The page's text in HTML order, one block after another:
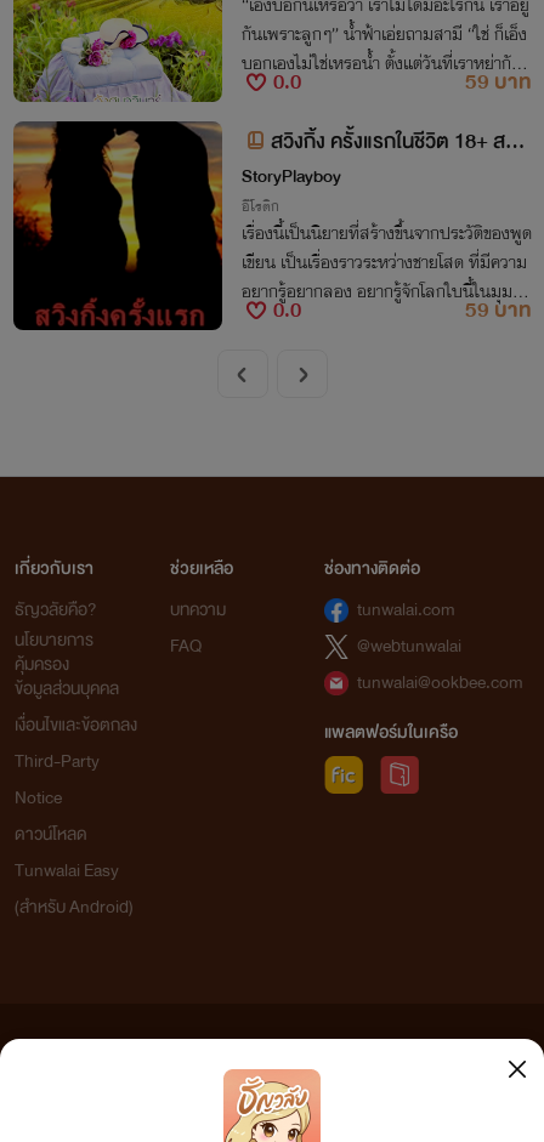
กันเพราะลูกๆ” น้ำฟ้าเอ่ยถามสามี “ใช่ ก็เอ็ง
บอกเองไม่ใช่เหรอน้ำ ตั้งแต่วันที่เราหย่ากัน
ว่าเราจะเป็นแค่พ่อและแม่ของลูกเท่านั้น” วร
วุฒิเอ่ยถึงความหลังในอดีตในวันที่เธอขอหย่
าขาดจากเขา ทำเอาเธอถึงกับพูดอะไรไม่ออก
0.0
59 บาท
สวิงกิ้ง ครั้งแรกในชีวิต 18+ สร้า
งจากเรื่องจริง
StoryPlayboy
อีโรติก
เรื่องนี้เป็นนิยายที่สร้างขึ้นจากประวัติของพูด
เขียน เป็นเรื่องราวระหว่างชายโสด ที่มีความ
อยากรู้อยากลอง อยากรู้จักโลกใบนี้ในมุมที่
ต่างออกไป โดยการไปขอร่วมวง มีเซ็กส์กับคู่
ราว และวิธีการขอมีเซ็กส์ รวมถึงวิธีทำให้แต
0.0 59 บาท
เกี่ยวกับเรา
ธัญวลัยคือ?
นโยบายการ
คุ้มครอง
ข้อมูลส่วนบุคคล
เงื่อนไขและข้อตกลง
Third-Party
Notice
ดาวน์โหลด
Tunwalai Easy
(สำหรับ Android)
ช่วยเหลือ
บทความ
FAQ
ช่องทางติดต่อ
tunwalai.com
@webtunwalai
tunwalai@ookbee.com
แพลตฟอร์มในเครือ
เว็บไซต์แห่งนี้ไม่ได้เห็นด้วยและไม่ขอรับผิดชอบต่อข้อความใดๆ ทั้งสิ้น ดังนั้นผู้อ่านทุกท่านโปรดใช้
วิจารณญาณในการกลั่นกรองด้วยตนเอง และหากท่านพบข้อความใดๆ ที่ขัดต่อกฎหมายและศีลธรรม
กรุณาแจ้งมาที่ tunwalai@ookbee.com เพื่อทีมงานจะได้ดำเนินการในทันที ทั้งนี้ ทางเว็บไซต์ขอสงวน